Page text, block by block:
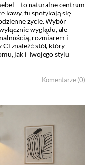
– to naturalne centrum
kawy, tu spotykają się
życie. Wybór
wyglądu, ale
rozmiarem i
znaleźć stół, który
jak i Twojego stylu
Komentarze (0)